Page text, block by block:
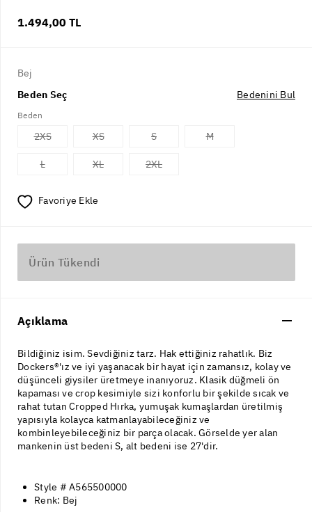
1.494,00 TL
Bej
Beden Seç
Bedenini Bul
Beden
2XS XS S M
L XL 2XL
Favoriye Ekle
Ürün Tükendi
Açıklama
Bildiğiniz isim. Sevdiğiniz tarz. Hak ettiğiniz rahatlık. Biz
Dockers®'ız ve iyi yaşanacak bir hayat için zamansız, kolay ve
düşünceli giysiler üretmeye inanıyoruz. Klasik düğmeli ön
kapaması ve crop kesimiyle sizi konforlu bir şekilde sıcak ve
rahat tutan Cropped Hırka, yumuşak kumaşlardan üretilmiş
yapısıyla kolayca katmanlayabileceğiniz ve
kombinleyebileceğiniz bir parça olacak. Görselde yer alan
mankenin üst bedeni S, alt bedeni ise 27'dir.
Style # A565500000
Renk: Bej